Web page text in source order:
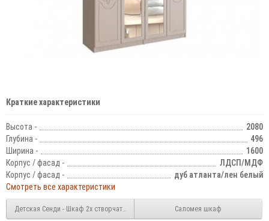
Краткие характеристики
Высота -
2080
Глубина -
496
Ширина -
1600
Корпус / фасад -
ЛДСП/МДФ
Корпус / фасад -
дуб атланта/лен белый
Смотреть все характеристики
Детская Сенди - Шкаф 2х створчатый Саломея шкаф